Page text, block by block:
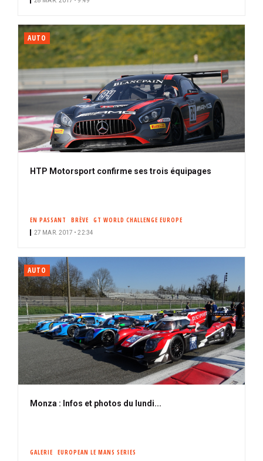
AUTO
HTP Motorsport confirme ses trois équipages
EN PASSANT BRÈVE GT WORLD CHALLENGE EUROPE
27 MAR. 2017 • 22:34
AUTO
Monza : Infos et photos du lundi...
GALERIE EUROPEAN LE MANS SERIES